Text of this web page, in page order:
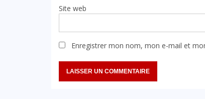
Site web
Enregistrer mon nom, mon e-mail et